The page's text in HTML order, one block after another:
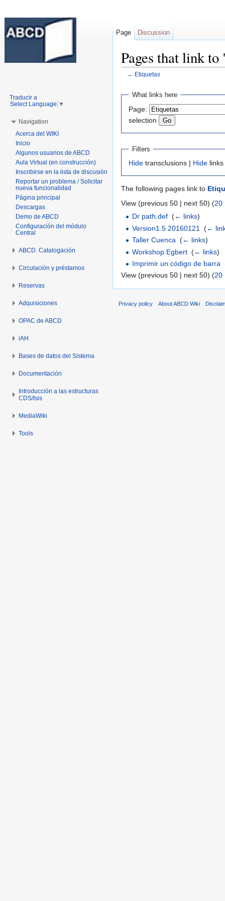
Pages that link
← Etiquetas
What links here
Page:
selection
Filters
Hide transclusions | Hide
The following pages link to
View (previous 50 | next 50) (20
Dr path.def ‎(← links)
Version1.5 20160121
‎(←
Taller Cuenca ‎(← links)
Workshop Egbert ‎(← links)
Imprimir un código de barra ‎
View (previous 50 | next 50) (20
Page Discussion
Traducir a
Select Language ▼
Navigation
Acerca del WIKI
Inicio
Algunos usuarios de ABCD
Aula Virtual (en construcción)
Inscribirse en la lista de discusión
Reportar un problema / Solicitar
nueva funcionalidad
Página principal
Descargas
Demo de ABCD
Configuración del módulo
Central
ABCD. Catalogación
Circulación y préstamos
Reservas
Adquisiciones
OPAC de ABCD
iAH
Bases de datos del Sistema
Documentación
Introducción a las estructuras
CDS/Isis
MediaWiki
Tools
Privacy policy About ABCD Wiki